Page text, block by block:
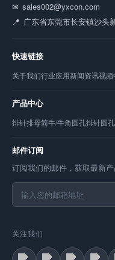
sales002@yxcon.com
广东省东莞市长安镇沙头
快速链接
关于我们行业应用新闻资讯视频
产品中心
排针排母简牛/牛角圆孔排针圆
邮件订阅
订阅我们的邮件，获取最新
关注我们